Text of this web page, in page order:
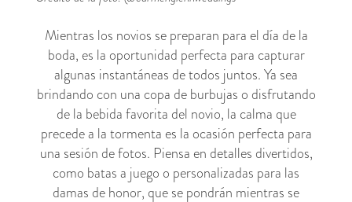
Mientras los novios se preparan para el día de la
boda, es la oportunidad perfecta para capturar
algunas instantáneas de todos juntos. Ya sea
brindando con una copa de burbujas o disfrutando
de la bebida favorita del novio, la calma que
precede a la tormenta es la ocasión perfecta para
una sesión de fotos. Piensa en detalles divertidos,
como batas a juego o personalizadas para las
damas de honor, que se pondrán mientras se